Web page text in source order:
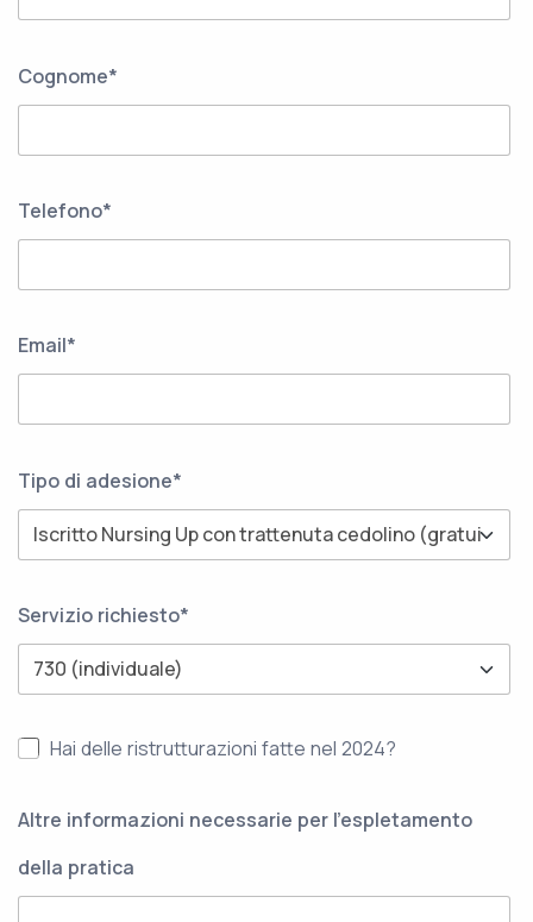
Cognome*
Telefono*
Email*
Tipo di adesione*
Servizio richiesto*
Hai delle ristrutturazioni fatte nel 2024?
Altre informazioni necessarie per l'espletamento
della pratica